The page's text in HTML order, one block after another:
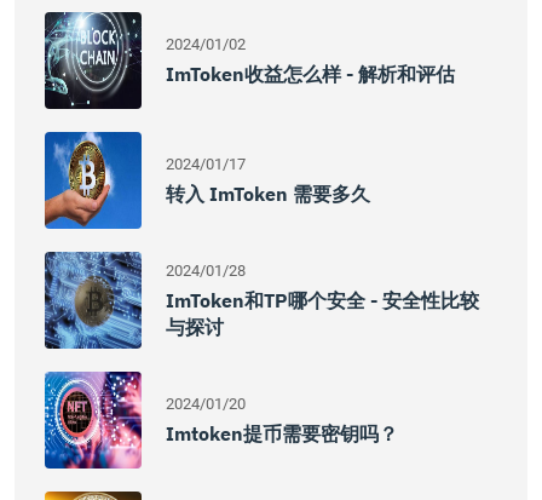
2024/01/02
ImToken收益怎么样 - 解析和评估
2024/01/17
转入 ImToken 需要多久
2024/01/28
ImToken和TP哪个安全 - 安全性比较
与探讨
2024/01/20
Imtoken提币需要密钥吗？